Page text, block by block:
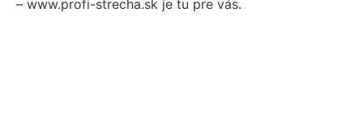
– www.profi-strecha.sk je tu pre vás.